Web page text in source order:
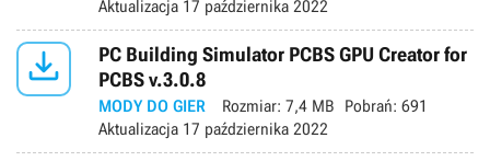
Aktualizacja 17 października 2022

PC Building Simulator PCBS GPU Creator for
PCBS v.3.0.8
MODY DO GIER Rozmiar: 7,4 MB Pobrań: 691
Aktualizacja 17 października 2022